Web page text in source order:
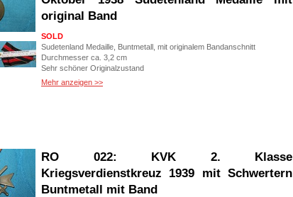
original Band
SOLD
Sudetenland Medaille, Buntmetall, mit originalem Bandanschnitt
Durchmesser ca. 3,2 cm
Sehr schöner Originalzustand
Versand Deutschland: 3,00 € Einschreiben
Mehr anzeigen >>
RO 022: KVK 2. Klasse
Kriegsverdienstkreuz 1939 mit Schwertern
Buntmetall mit Band